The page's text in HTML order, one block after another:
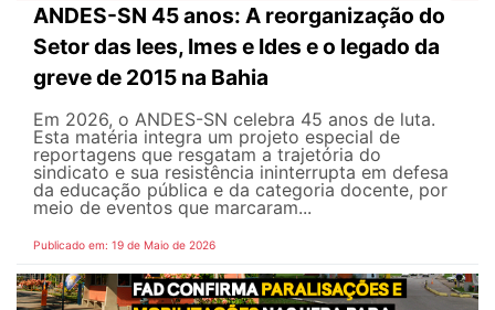
ANDES-SN 45 anos: A reorganização do
Setor das Iees, Imes e Ides e o legado da
greve de 2015 na Bahia
Em 2026, o ANDES-SN celebra 45 anos de luta.
Esta matéria integra um projeto especial de
reportagens que resgatam a trajetória do
sindicato e sua resistência ininterrupta em defesa
da educação pública e da categoria docente, por
meio de eventos que marcaram...
Publicado em: 19 de Maio de 2026